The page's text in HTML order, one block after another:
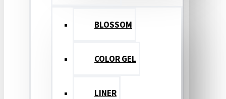
BLOSSOM
COLOR GEL
LINER